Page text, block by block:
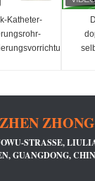
Katheter-
STRASSE,
GUANGDONG, CHINA